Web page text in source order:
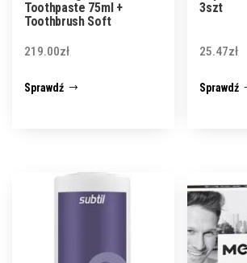
Toothpaste 75ml +
Toothbrush Soft
219.00zł
Sprawdź
3szt
25.47zł
Sprawdź